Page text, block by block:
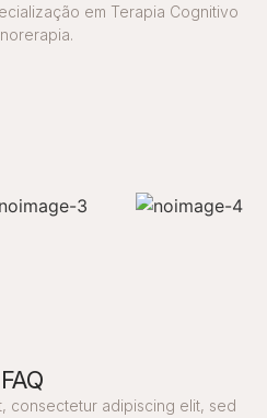
em Terapia Cognitivo
FAQ
consectetur adipiscing elit, sed